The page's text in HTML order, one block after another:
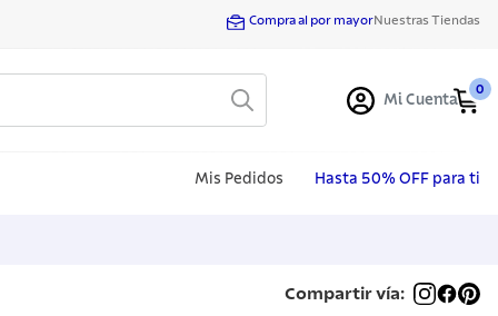
Compra al por mayorNuestras Tiendas
Mi Cuenta
0
Mis Pedidos Hasta 50% OFF para ti
Compartir vía: